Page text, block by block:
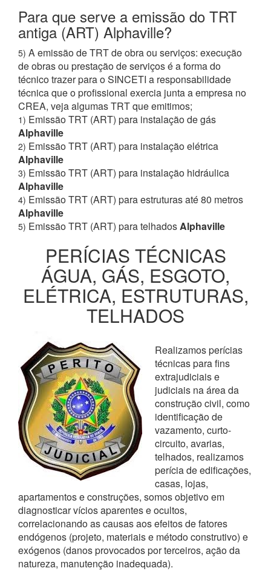
Para que serve a emissão do TRT
antiga (ART) Alphaville?
5) A emissão de TRT de obra ou serviços: execução
de obras ou prestação de serviços é a forma do
técnico trazer para o SINCETI a responsabilidade
técnica que o profissional exercia junta a empresa no
CREA, veja algumas TRT que emitimos;
1) Emissão TRT (ART) para instalação de gás
Alphaville
2) Emissão TRT (ART) para instalação elétrica
Alphaville
3) Emissão TRT (ART) para instalação hidráulica
Alphaville
4) Emissão TRT (ART) para estruturas até 80 metros
Alphaville
5) Emissão TRT (ART) para telhadosAlphaville
PERÍCIAS TÉCNICAS
ÁGUA, GÁS, ESGOTO,
ELÉTRICA, ESTRUTURAS,
TELHADOS
Realizamos perícias
técnicas para fins
extrajudiciais e
judiciais na área da
construção civil, como
identificação de
vazamento, curto-
circuito, avarias,
telhados, realizamos
perícia de edificações,
casas, lojas,
apartamentos e construções, somos objetivo em
diagnosticar vícios aparentes e ocultos,
correlacionando as causas aos efeitos de fatores
endógenos (projeto, materiais e método construtivo) e
exógenos (danos provocados por terceiros, ação da
natureza, manutenção inadequada).